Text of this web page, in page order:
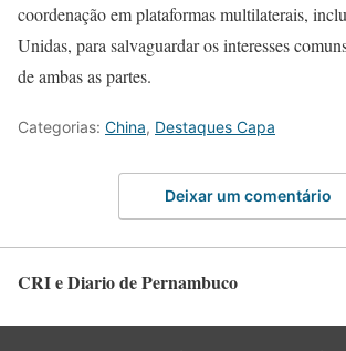
coordenação em plataformas multilaterais,
Unidas, para salvaguardar os interesses
de ambas as partes.
Categorias: China, Destaques Capa
Deixar um comentário
CRI e Diario de Pernambuco